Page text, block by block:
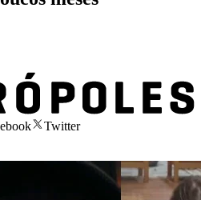
Twitter